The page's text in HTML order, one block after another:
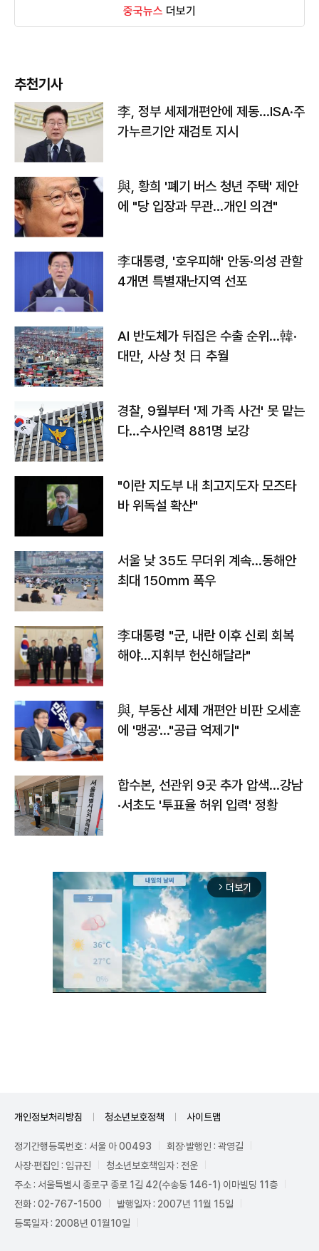
중국뉴스 더보기
추천기사
李, 정부 세제개편안에 제동…ISA·주
가누르기안 재검토 지시
與, 황희 '폐기 버스 청년 주택' 제안
에 "당 입장과 무관…개인 의견"
李대통령, '호우피해' 안동·의성 관할
4개면 특별재난지역 선포
AI 반도체가 뒤집은 수출 순위…韓·
대만, 사상 첫 日 추월
경찰, 9월부터 '제 가족 사건' 못 맡는
다…수사인력 881명 보강
"이란 지도부 내 최고지도자 모즈타
바 위독설 확산"
서울 낮 35도 무더위 계속…동해안
최대 150㎜ 폭우
李대통령 "군, 내란 이후 신뢰 회복
해야…지휘부 헌신해달라"
與, 부동산 세제 개편안 비판 오세훈
에 '맹공'…"공급 억제기"
합수본, 선관위 9곳 추가 압색…강남
·서초도 '투표율 허위 입력' 정황
arrow_forward_ios 더보기
개인정보처리방침 청소년보호정책 사이트맵
정기간행등록번호 : 서울 아 00493
회장·발행인 : 곽영길
사장·편집인 : 임규진
청소년보호책임자 : 전운
주소 : 서울특별시 종로구 종로 1길 42(수송동 146-1) 이마빌딩 11층
전화 : 02-767-1500
발행일자 : 2007년 11월 15일
등록일자 : 2008년 01월10일